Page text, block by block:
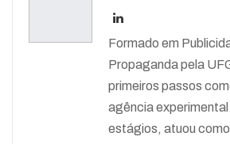
Formado em
Propaganda pela
primeiros passos
agência
estágios, atuou